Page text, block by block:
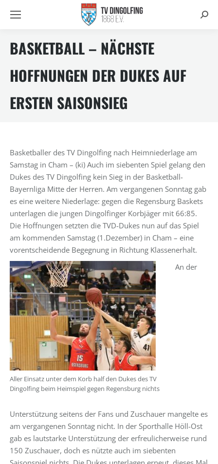
BASKETBALL – NÄCHSTE
HOFFNUNGEN DER DUKES AUF
ERSTEN SAISONSIEG
Basketballer des TV Dingolfing nach Heimniederlage am
Samstag in Cham – (ki) Auch im siebenten Spiel gelang den
Dukes des TV Dingolfing kein Sieg in der Basketball-
Bayernliga Mitte der Herren. Am vergangenen Sonntag gab
es eine weitere Niederlage: gegen die Regensburg Baskets
unterlagen die jungen Dingolfinger Korbjäger mit 66:85.
Die Hoffnungen setzten die TVD-Dukes nun auf das Spiel
am kommenden Samstag (1.Dezember) in Cham – eine
vorentscheidende Begegnung in Richtung Klassenerhalt.
Aller Einsatz unter dem Korb half den Dukes des TV
Dingolfing beim Heimspiel gegen Regensburg nichts
An der
Unterstützung seitens der Fans und Zuschauer mangelte es
am vergangenen Sonntag nicht. In der Sporthalle Höll-Ost
gab es lautstarke Unterstützung der erfreulicherweise rund
150 Zuschauer, doch es nützte auch im siebenten